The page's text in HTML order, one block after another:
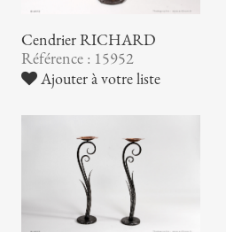
Cendrier RICHARD
Référence : 15952
Ajouter à votre liste